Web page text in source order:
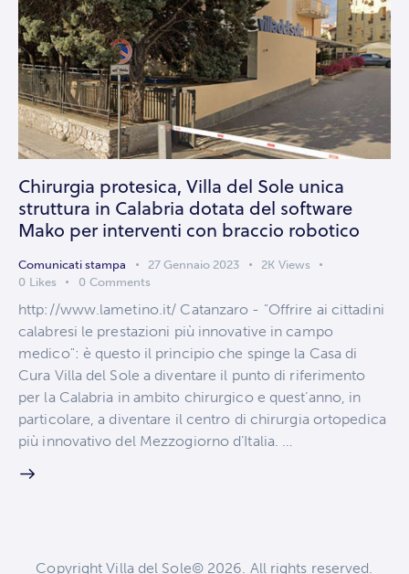
Chirurgia protesica, Villa del Sole unica
struttura in Calabria dotata del software
Mako per interventi con braccio robotico
Comunicati stampa 27 Gennaio 2023 2K Views
0 Likes 0 Comments
http://www.lametino.it/ Catanzaro - "Offrire ai cittadini
calabresi le prestazioni più innovative in campo
medico": è questo il principio che spinge la Casa di
Cura Villa del Sole a diventare il punto di riferimento
per la Calabria in ambito chirurgico e quest’anno, in
particolare, a diventare il centro di chirurgia ortopedica
più innovativo del Mezzogiorno d’Italia. …
Copyright Villa del Sole© 2026. All rights reserved.